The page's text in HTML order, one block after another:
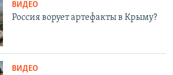
ВИДЕО
Россия ворует артефакты в Крыму?
ВИДЕО